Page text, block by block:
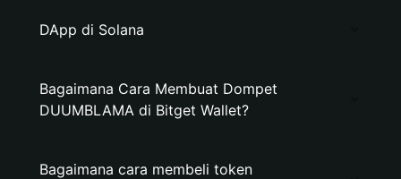
DApp di Solana
Bagaimana Cara Membuat Dompet
DUUMBLAMA di Bitget Wallet?
Bagaimana cara membeli token